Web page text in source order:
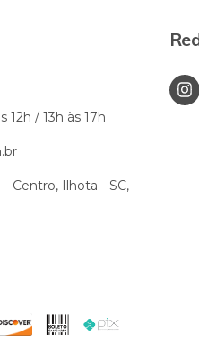
/ 13h às 17h
Centro, Ilhota - SC,